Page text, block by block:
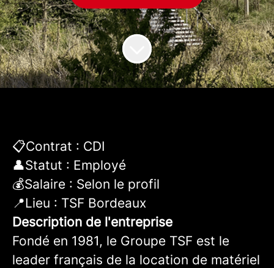
📋Contrat : CDI
👤Statut : Employé
💰Salaire : Selon le profil
📍Lieu : TSF Bordeaux
Description de l'entreprise
Fondé en 1981, le Groupe TSF est le
leader français de la location de matériel